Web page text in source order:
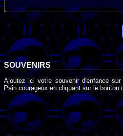
SOUVENIRS
Ajoutez ici votre souvenir d'enfance
Pain courageux en cliquant sur le bouton